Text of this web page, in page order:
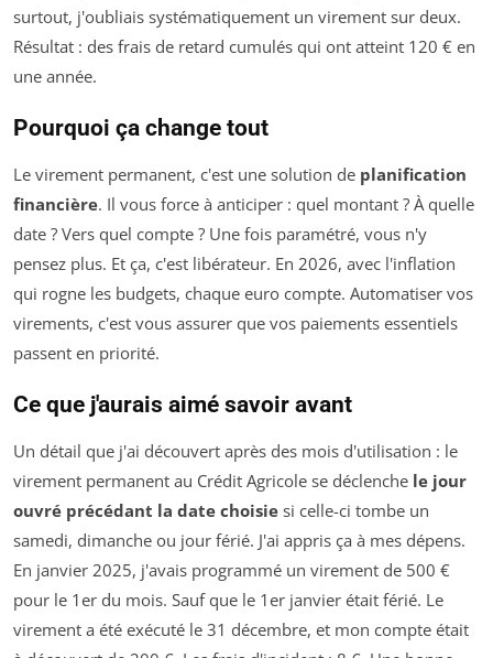
surtout, j'oubliais systématiquement un virement sur deux.
Résultat : des frais de retard cumulés qui ont atteint 120 € en
une année.
Pourquoi ça change tout
Le virement permanent, c'est une solution de planification
financière. Il vous force à anticiper : quel montant ? À quelle
date ? Vers quel compte ? Une fois paramétré, vous n'y
pensez plus. Et ça, c'est libérateur. En 2026, avec l'inflation
qui rogne les budgets, chaque euro compte. Automatiser vos
virements, c'est vous assurer que vos paiements essentiels
passent en priorité.
Ce que j'aurais aimé savoir avant
Un détail que j'ai découvert après des mois d'utilisation : le
virement permanent au Crédit Agricole se déclenche le jour
ouvré précédant la date choisie si celle-ci tombe un
samedi, dimanche ou jour férié. J'ai appris ça à mes dépens.
En janvier 2025, j'avais programmé un virement de 500 €
pour le 1er du mois. Sauf que le 1er janvier était férié. Le
virement a été exécuté le 31 décembre, et mon compte était